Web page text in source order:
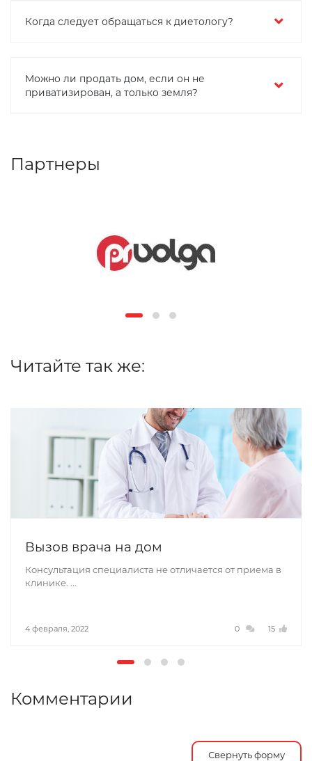
Когда следует обращаться к диетологу?
Можно ли продать дом, если он не
приватизирован, а только земля?
Партнеры
Читайте так же:
Вызов врача на дом
Консультация специалиста не отличается от приема в
клинике. ...
4 февраля, 2022 0 15
Комментарии
Свернуть форму